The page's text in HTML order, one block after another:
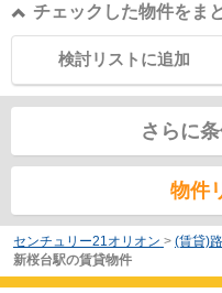
チェックした物件をま
検討リストに追加
さらに
物件
センチュリー21オリオン > (賃貸)
新桜台駅の賃貸物件